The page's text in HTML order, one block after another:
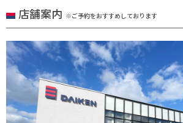
店舗案内 ※ご予約をおすすめしております